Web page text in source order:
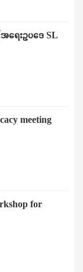
ရေးဥပဒေ SL
meeting
for